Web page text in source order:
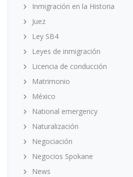
Inmigración en la Historia
Juez
Ley SB4
Leyes de inmigración
Licencia de conducción
Matrimonio
México
National emergency
Naturalización
Negociación
Negocios Spokane
News